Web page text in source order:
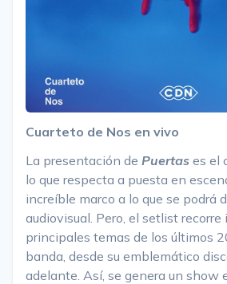
Cuarteto de Nos en vivo
La presentación de Puertas es el
lo que respecta a puesta en
increíble marco a lo que se podrá
audiovisual. Pero, el setlist
principales temas de los últimos
banda, desde su emblemático
adelante. Así, se genera un show